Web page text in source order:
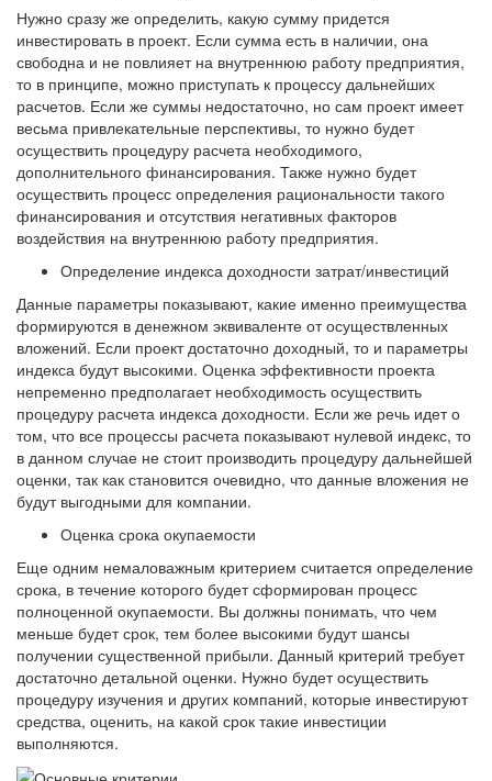
Нужно сразу же определить, какую сумму придется
инвестировать в проект. Если сумма есть в наличии, она
свободна и не повлияет на внутреннюю работу предприятия,
то в принципе, можно приступать к процессу дальнейших
расчетов. Если же суммы недостаточно, но сам проект имеет
весьма привлекательные перспективы, то нужно будет
осуществить процедуру расчета необходимого,
дополнительного финансирования. Также нужно будет
осуществить процесс определения рациональности такого
финансирования и отсутствия негативных факторов
воздействия на внутреннюю работу предприятия.
Определение индекса доходности затрат/инвестиций
Данные параметры показывают, какие именно преимущества
формируются в денежном эквиваленте от осуществленных
вложений. Если проект достаточно доходный, то и параметры
индекса будут высокими. Оценка эффективности проекта
непременно предполагает необходимость осуществить
процедуру расчета индекса доходности. Если же речь идет о
том, что все процессы расчета показывают нулевой индекс, то
в данном случае не стоит производить процедуру дальнейшей
оценки, так как становится очевидно, что данные вложения не
будут выгодными для компании.
Оценка срока окупаемости
Еще одним немаловажным критерием считается определение
срока, в течение которого будет сформирован процесс
полноценной окупаемости. Вы должны понимать, что чем
меньше будет срок, тем более высокими будут шансы
получении существенной прибыли. Данный критерий требует
достаточно детальной оценки. Нужно будет осуществить
процедуру изучения и других компаний, которые инвестируют
средства, оценить, на какой срок такие инвестиции
выполняются.